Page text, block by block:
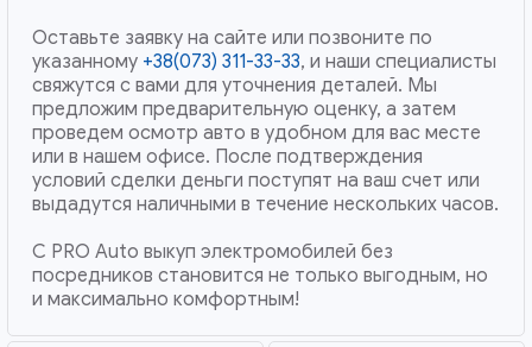
Оставьте заявку на сайте или позвоните по
указанному +38(073) 311-33-33, и наши специалисты
свяжутся с вами для уточнения деталей. Мы
предложим предварительную оценку, а затем
проведем осмотр авто в удобном для вас месте
или в нашем офисе. После подтверждения
условий сделки деньги поступят на ваш счет или
выдадутся наличными в течение нескольких часов.
С PRO Auto выкуп электромобилей без
посредников становится не только выгодным, но
и максимально комфортным!